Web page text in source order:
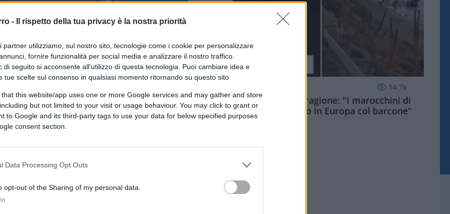
- Il rispetto della tua privacy è la nostra priorità
partner utilizziamo, sul nostro sito, tecnologie come i cookie per personalizzare
fornire funzionalità per social media e analizzare il nostro traffico.
di seguito si acconsente all'utilizzo di questa tecnologia. Puoi cambiare idea e
tue scelte sul consenso in qualsiasi momento ritornando su questo sito
that this website/app uses one or more Google services and may gather and store
but not limited to your visit or usage behaviour. You may click to grant or
to Google and its third-party tags to use your data for below specified purposes
consent section.
Data Processing Opt Outs
opt-out of the Sharing of my personal data.
14.7k
Meloni aveva ragione: "I marocchini di
Ceuta sbarcano in Europa col barcone"